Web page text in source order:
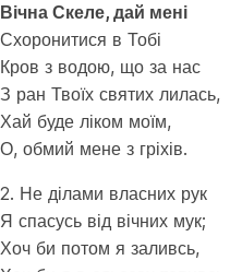
Вічна Скеле, дай мені
Схоронитися в Тобі
Кров з водою, що за нас
З ран Твоїх святих лилась,
Хай буде ліком моїм,
О, обмий мене з гріхів.
2. Не ділами власних рук
Я спасусь від вічних мук;
Хоч би потом я заливсь,